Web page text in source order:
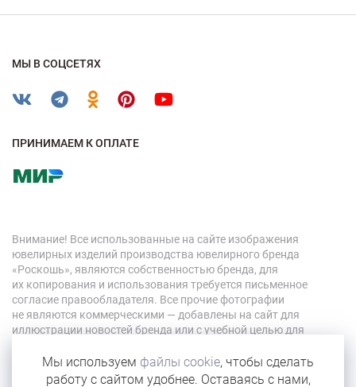
МЫ В СОЦСЕТЯХ
ПРИНИМАЕМ К ОПЛАТЕ
Внимание! Все использованные на сайте изображения
ювелирных изделий производства ювелирного бренда
«Роскошь», являются собственностью бренда, для
их копирования и использования требуется письменное
согласие правообладателя. Все прочие фотографии
не являются коммерческими — добавлены на сайт для
иллюстрации новостей бренда или с учебной целью для
© 2026 «Роскошь»
Мы используем файлы cookie, чтобы сделать
работу с сайтом удобнее. Оставаясь с нами,